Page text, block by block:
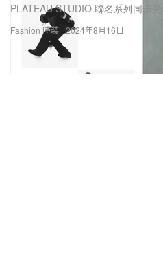
Fashion 時裝
PLATEAU STUDIO 聯名系列同步亮
2024年8月16日